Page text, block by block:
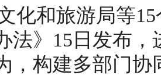
化和旅游局等
法》15日发布
，构建多部门